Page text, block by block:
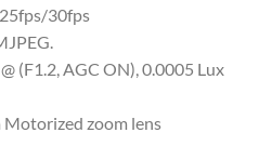
30fps
(F1.2, AGC ON), 0.0005 Lux
zoom lens